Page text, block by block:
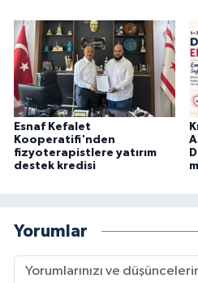
Esnaf Kefalet
Kooperatifi'nden
fizyoterapistlere yatırım
destek kredisi
Yorumlar